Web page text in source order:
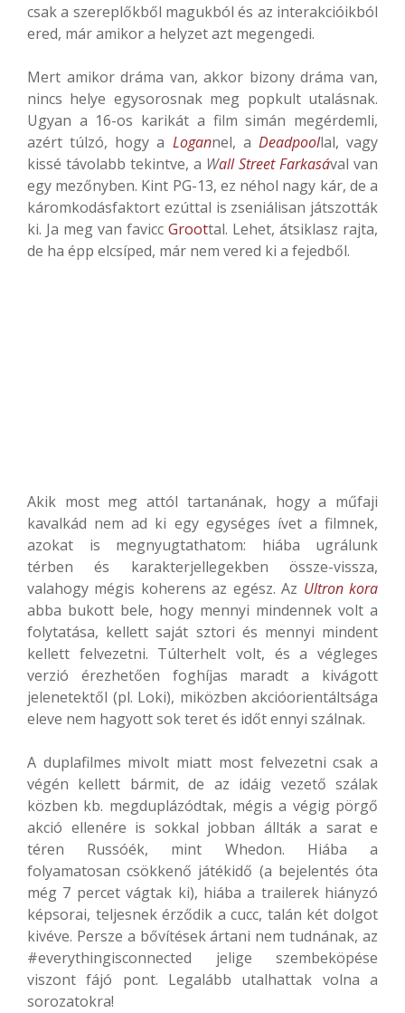
csak a szereplőkből magukból és az interakcióikból
ered, már amikor a helyzet azt megengedi.
Mert amikor dráma van, akkor bizony dráma van,
nincs helye egysorosnak meg popkult utalásnak.
Ugyan a 16-os karikát a film simán megérdemli,
azért túlzó, hogy a Logannel, a Deadpoollal, vagy
kissé távolabb tekintve, a Wall Street Farkasával van
egy mezőnyben. Kint PG-13, ez néhol nagy kár, de a
káromkodásfaktort ezúttal is zseniálisan játszották
ki. Ja meg van favicc Groottal. Lehet, átsiklasz rajta,
de ha épp elcsíped, már nem vered ki a fejedből.
Akik most meg attól tartanának, hogy a műfaji
kavalkád nem ad ki egy egységes ívet a filmnek,
azokat is megnyugtathatom: hiába ugrálunk
térben és karakterjellegekben össze-vissza,
valahogy mégis koherens az egész. Az Ultron kora
abba bukott bele, hogy mennyi mindennek volt a
folytatása, kellett saját sztori és mennyi mindent
kellett felvezetni. Túlterhelt volt, és a végleges
verzió érezhetően foghíjas maradt a kivágott
jelenetektől (pl. Loki), miközben akcióorientáltsága
eleve nem hagyott sok teret és időt ennyi szálnak.
A duplafilmes mivolt miatt most felvezetni csak a
végén kellett bármit, de az idáig vezető szálak
közben kb. megduplázódtak, mégis a végig pörgő
akció ellenére is sokkal jobban állták a sarat e
téren Russóék, mint Whedon. Hiába a
folyamatosan csökkenő játékidő (a bejelentés óta
még 7 percet vágtak ki), hiába a trailerek hiányzó
képsorai, teljesnek érződik a cucc, talán két dolgot
kivéve. Persze a bővítések ártani nem tudnának, az
#everythingisconnected jelige szembeköpése
viszont fájó pont. Legalább utalhattak volna a
sorozatokra!